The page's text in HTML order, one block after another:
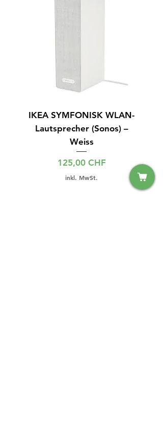
IKEA SYMFONISK WLAN-
Lautsprecher (Sonos) –
Weiss
Preis
125,00 CHF
inkl. MwSt.